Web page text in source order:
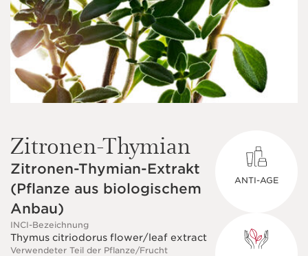
Zitronen-Thymian
Zitronen-Thymian-Extrakt
(Pflanze aus biologischem
Anbau)
INCI-Bezeichnung
Thymus citriodorus flower/leaf extract
Verwendeter Teil der Pflanze/Frucht
ANTI-AGE